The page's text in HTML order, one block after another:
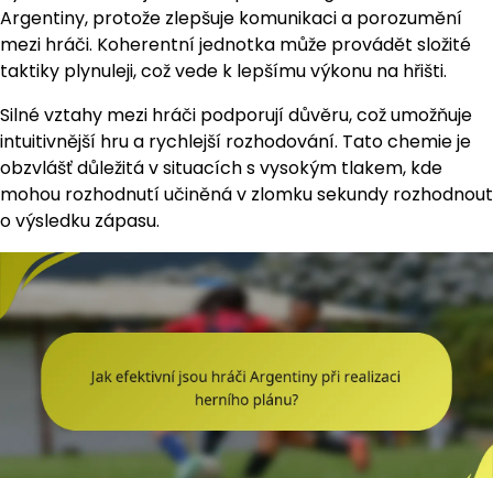
Argentiny, protože zlepšuje komunikaci a porozumění
mezi hráči. Koherentní jednotka může provádět složité
taktiky plynuleji, což vede k lepšímu výkonu na hřišti.
Silné vztahy mezi hráči podporují důvěru, což umožňuje
intuitivnější hru a rychlejší rozhodování. Tato chemie je
obzvlášť důležitá v situacích s vysokým tlakem, kde
mohou rozhodnutí učiněná v zlomku sekundy rozhodnout
o výsledku zápasu.